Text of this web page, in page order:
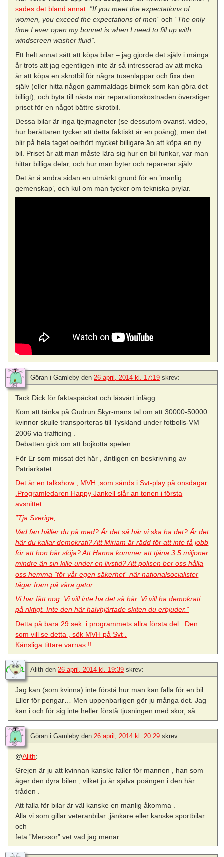
sades det bland annat: ”If you meet the expectations of
women, you exceed the expectations of men” och ”The only
time I ever open my bonnet is when I need to fill up with
windscreen washer fluid”.
Ett helt annat sätt att köpa bilar – jag gjorde det själv i många
år trots att jag egentligen inte är så intresserad av att meka –
är att köpa en skrotbil för några tusenlappar och fixa den
själv (eller hitta någon gammaldags bilmek som kan göra det
billigt), och byta till nästa när reparationskostnaden överstiger
priset för en något bättre skrotbil.
Dessa bilar är inga tjejmagneter (se dessutom ovanst. video,
hur berättaren tycker att detta faktiskt är en poäng), men det
blir på hela taget oerhört mycket billigare än att köpa en ny
bil. Priset är att man måste lära sig hur en bil funkar, var man
hittar billiga delar, och hur man byter och reparerar själv.
Det är å andra sidan en utmärkt grund för en ’manlig
gemenskap’, och kul om man tycker om tekniska prylar.
Göran i Gamleby den 26 april, 2014 kl. 17:19 skrev:
Tack Dick för faktaspäckat och läsvärt inlägg .
Kom att tänka på Gudrun Skyr-mans tal om att 30000-50000
kvinnor skulle transporteras till Tyskland under fotbolls-VM
2006 via trafficing .
Debatten gick om att bojkotta spelen .
För Er som missat det här , äntligen en beskrivning av
Patriarkatet .
Det är en talkshow , MVH ,som sänds i Svt-play på onsdagar
.Programledaren Happy Jankell slår an tonen i första
avsnittet :
”Tja Sverige,
Vad fan håller du på med? Är det så här vi ska ha det? Är det
här du kallar demokrati? Att Miriam är rädd för att inte få jobb
för att hon bär slöja? Att Hanna kommer att tjäna 3,5 miljoner
mindre än sin kille under en livstid? Att polisen ber oss hålla
oss hemma ”för vår egen säkerhet” när nationalsocialister
tågar fram på våra gator.
Vi har fått nog. Vi vill inte ha det så här. Vi vill ha demokrati
på riktigt. Inte den här halvhjärtade skiten du erbjuder.”
Detta på bara 29 sek. i programmets allra första del . Den
som vill se detta , sök MVH på Svt .
Känsliga tittare varnas !!
Alith den 26 april, 2014 kl. 19:39 skrev:
Jag kan (som kvinna) inte förstå hur man kan falla för en bil.
Eller för pengar… Men uppenbarligen gör ju många det. Jag
kan i och för sig inte heller förstå tjusningen med skor, så…
Göran i Gamleby den 26 april, 2014 kl. 20:29 skrev:
@Alith:
Grejen är ju att kvinnan kanske faller för mannen , han som
äger den dyra bilen , vilket ju är själva poängen i den här
tråden .
Att falla för bilar är väl kanske en manlig åkomma .
Alla vi som gillar veteranbilar ,jänkare eller kanske sportbilar
och
feta ”Merssor” vet vad jag menar .